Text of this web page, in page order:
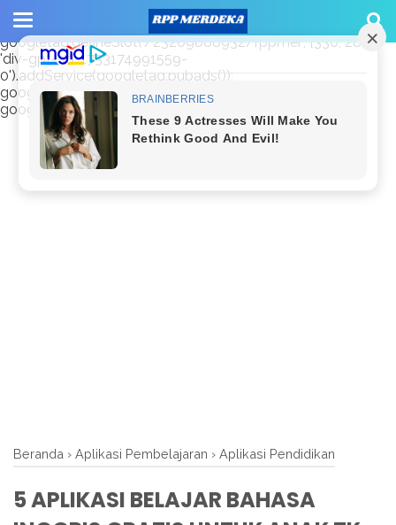
window.googletag = window.googletag || {cmd: []};
googletag.cmd.push(function() {
googletag.defineSlot('/23209888932/rppmer', [336, 280],
'div-gpt-ad-1733174991559-
0').addService(googletag.pubads());
googletag.pubads().enableSingleRequest();
googletag.enableServices(); });
Beranda › Aplikasi Pembelajaran › Aplikasi Pendidikan
5 APLIKASI BELAJAR BAHASA